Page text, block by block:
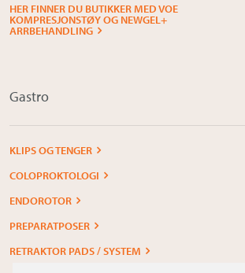
HER FINNER DU BUTIKKER MED VOE
KOMPRESJONSTØY OG NEWGEL+
ARRBEHANDLING
Gastro
KLIPS OG TENGER
COLOPROKTOLOGI
ENDOROTOR
PREPARATPOSER
RETRAKTOR PADS / SYSTEM